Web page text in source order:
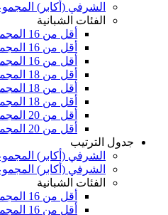
الشرفي (أكابر)
الفئات الشبانية
أقل من 16 المجموعة أ
أقل من 16 المجموعة ب
أقل من 16 المجموعة ج
أقل من 18 المجموعة أ
أقل من 18 المجموعة ب
أقل من 18 المجموعة ج
أقل من 20 المجموعة أ
أقل من 20 المجموعة ب
جدول الترتيب
الشرفي (أكابر)
الشرفي (أكابر)
الفئات الشبانية
أقل من 16 المجموعة أ
أقل من 16 المجموعة ب